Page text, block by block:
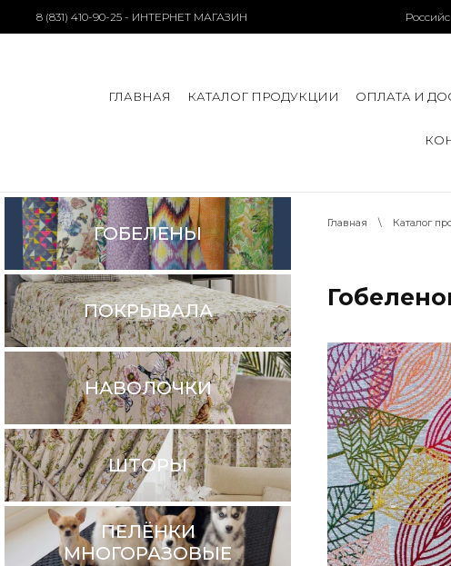
8 (831) 410-90-25 - ИНТЕРНЕТ МАГАЗИН
ГЛАВНАЯ КАТАЛОГ ПРОДУКЦИИ ОПЛАТА И
ГОБЕЛЕНЫ
ПОКРЫВАЛА
НАВОЛОЧКИ
ШТОРЫ
ПЕЛЁНКИ
МНОГОРАЗОВЫЕ
Главная \ Каталог